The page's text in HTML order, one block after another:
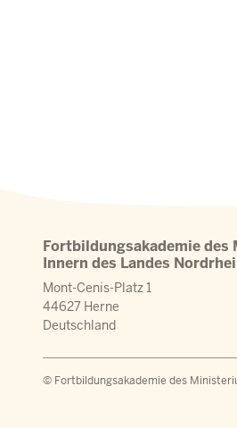
Fortbildungsakademie des
Innern des Landes
Mont-Cenis-Platz 1
44627 Herne
Deutschland
© Fortbildungsakademie des